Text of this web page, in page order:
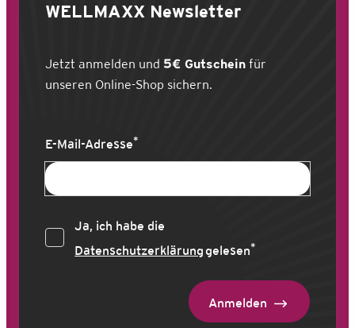
WELLMAXX Newsletter
Jetzt anmelden und 5€ Gutschein für
unseren Online-Shop sichern.
E-Mail-Adresse*
Ja, ich habe die
Datenschutzerklärunggelesen*
Anmelden